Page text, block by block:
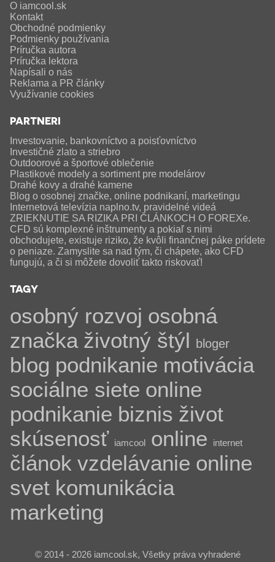
O iamcool.sk
Kontakt
Obchodné podmienky
Podmienky používania
Príručka autora
Príručka lektora
Napísali o nás
Reklama a PR články
Využívanie cookies
PARTNERI
Investovanie, bankovníctvo a poisťovníctvo
Investičné zlato a striebro
Outdoorové a športové oblečenie
Plastikové modely a sortiment pre modelárov
Drahé kovy a drahé kamene
Blog o osobnej značke, online podnikaní, marketingu
Internetová televízia naplno.tv, pravidelné videá
ZRIEKNUTIE SA RIZIKA PRI ČLÁNKOCH O FOREXe.
CFD sú komplexné inštrumenty a pokiaľ s nimi
obchodujete, existuje riziko, že kvôli finančnej páke prídete
o peniaze. Zamyslite sa nad tým, či chápete, ako CFD
fungujú, a či si môžete dovoliť takto riskovať!
TAGY
osobný rozvoj osobná
značka životný štýl bloger
blog podnikanie motivácia
sociálne siete online
podnikanie biznis život
skúsenosť
iamcool online internet
článok vzdelávanie online
svet komunikácia
marketing
© 2014 - 2026 iamcool.sk, Všetky práva vyhradené